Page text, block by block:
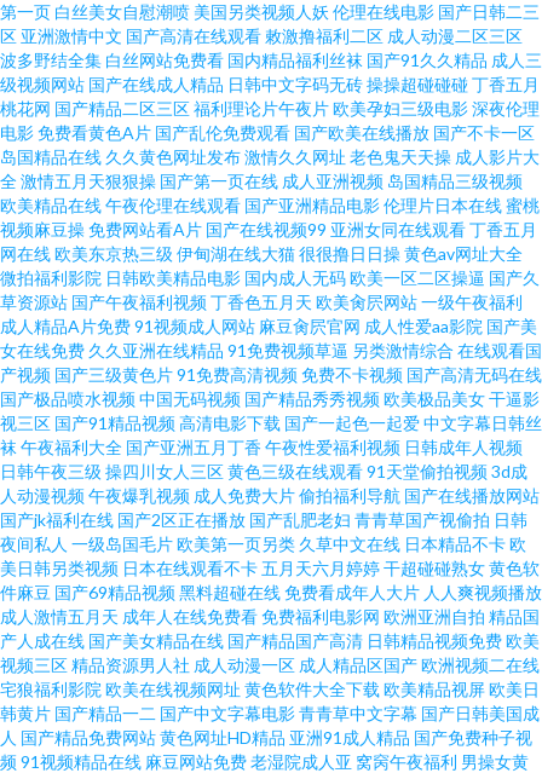
欧美BT 日韩在线视频免费播放 欧美日韩欧美日韩欧美 久久福利三级片 国产
美女诱惑 www91色成人版 99视屏 91撸视频再按播放 91cn官网 激情综合五
月色 久久香蕉狼人综合网站 精品传媒入口 国产黑料福利在线 av在线爱爱
wwwAV在线 91洮色 91草莓网站在线观看 人人看人人摸人人撸 福利小XXXX
导航 在线观看午夜嘿咻 丝袜后入视频网址 人妖另类色图15P 屁屁影院一区 内
射无码久久 久久艹视频 国产日韩欧美精 成人在线免费观看入口 97在线亚洲
尤物 91黄一起草 青视频91福利 午夜成人福利网 天天艹艹 日本高清免费电影
一区二区 美日欧韩在线 超碰AV色原网 伊人亚洲精品 午夜aA 三级免费网站黄
人妻熟妇久精品无码 熟骚BB色情色综合 精品久久99 国产性爱AV久久性爱 国
产午夜精品久久 丁香五月天成人网 www五月天com 91遭逼美女软件 91九色
国产免费 91久久同事 亚洲色图欧美在线 久操免费视频 第一精品富利大全 91
久久久久久久久久久狼人 在线福利妹AV 午夜岛国福利影院 少妇后入 婷婷激
情五月天社区网 熟女在线免费播放 探花在线观看 日韩伦理 欧美男女午夜草
第一页 白丝美女自慰潮喷 美国另类视频人妖 伦理在线电影 国产日韩二三
区 亚洲激情中文 国产高清在线观看 敕激撸福利二区 成人动漫二区三区
波多野结全集 白丝网站免费看 国内精品福利丝袜 国产91久久精品 成人三
级视频网站 国产在线成人精品 日韩中文字码无砖操操超碰碰碰丁香五月
桃花网 国产精品二区三区福利理论片午夜片欧美孕妇三级电影深夜伦理
电影免费看黄色A片 国产乱伦免费观看 国产欧美在线播放 国产不卡一区
岛国精品在线 久久黄色网址发布激情久久网址 老色鬼天天操 成人影片大
全激情五月天狠狠操 国产第一页在线 成人亚洲视频 岛国精品三级视频
欧美精品在线午夜伦理在线观看 国产亚洲精品电影伦理片日本在线蜜桃
视频麻豆操免费网站看A片 国产在线视频99 亚洲女同在线观看丁香五月
网在线欧美东京热三级 伊甸湖在线大猫很很撸日日操黄色av网址大全
微拍福利影院 日韩欧美精品电影 国内成人无码欧美一区二区操逼 国产久
草资源站 国产午夜福利视频丁香色五月天 欧美肏屄网站一级午夜福利
成人精品A片免费91视频成人网站 麻豆肏屄官网 成人性爱aa影院 国产美
女在线免费 久久亚洲在线精品 91免费视频草逼 另类激情综合 在线观看国
产视频 国产三级黄色片91免费高清视频免费不卡视频 国产高清无码在线
国产极品喷水视频中国无码视频 国产精品秀秀视频欧美极品美女干逼影
视三区 国产91精品视频高清电影下载 国产一起色一起爱中文字幕日韩丝
袜 午夜福利大全 国产亚洲五月丁香午夜性爱福利视频 日韩成年人视频
日韩午夜三级 操四川女人三区黄色三级在线观看91天堂偷拍视频3d成
人动漫视频午夜爆乳视频 成人免费大片偷拍福利导航 国产在线播放网站
国产jk福利在线 国产2区正在播放 国产乱肥老妇 青青草国产视偷拍 日韩
夜间私人 一级岛国毛片欧美第一页另类 久草中文在线 日本精品不卡欧
美日韩另类视频 日本在线观看不卡五月天六月婷婷干超碰碰熟女黄色软
件麻豆 国产69精品视频黑料超碰在线免费看成年人大片 人人爽视频播放
成人激情五月天 成年人在线免费看免费福利电影网 欧洲亚洲自拍 精品国
产人成在线 国产美女精品在线 国产精品国产高清 日韩精品视频免费欧美
视频三区精品资源男人社 成人动漫一区 成人精品区国产欧洲视频二在线
宅狼福利影院 欧美在线视频网址 黄色软件大全下载 欧美精品视屏欧美日
韩黄片 国产精品一二 国产中文字幕电影青青草中文字幕 国产日韩美国成
人 国产精品免费网站黄色网址HD精品 亚洲91成人精品 国产免费种子视
频91视频精品在线 麻豆网站免费老湿院成人亚 窝窉午夜福利 男操女黄